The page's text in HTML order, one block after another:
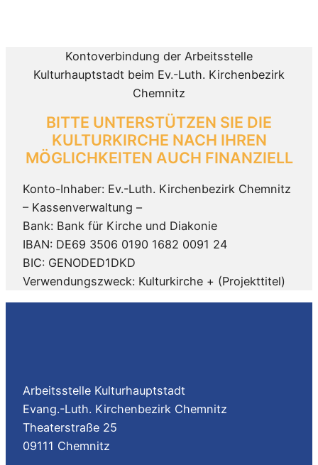
Kontoverbindung der Arbeitsstelle
Kulturhauptstadt beim Ev.-Luth. Kirchenbezirk
Chemnitz
BITTE UNTERSTÜTZEN SIE DIE
KULTURKIRCHE NACH IHREN
MÖGLICHKEITEN AUCH FINANZIELL
Konto-Inhaber: Ev.-Luth. Kirchenbezirk Chemnitz
– Kassenverwaltung –
Bank: Bank für Kirche und Diakonie
IBAN: DE69 3506 0190 1682 0091 24
BIC: GENODED1DKD
Verwendungszweck: Kulturkirche + (Projekttitel)
Arbeitsstelle Kulturhauptstadt
Evang.-Luth. Kirchenbezirk Chemnitz
Theaterstraße 25
09111 Chemnitz